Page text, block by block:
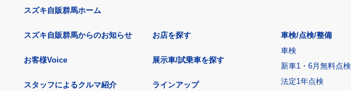
スズキ自販群馬ホーム
スズキ自販群馬からのお知らせ
お客様Voice
スタッフによるクルマ紹介
お店を探す
展示車/試乗車を探す
ラインアップ
車検/点検/整備
車検
新車1・6月無料点検
法定1年点検